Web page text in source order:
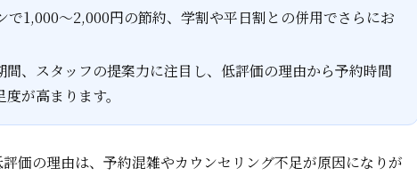
1,000～2,000円の節約、学割や平日割との併用でさらにお
、スタッフの提案力に注目し、低評価の理由から予約時間
が高まります。
価の理由は、予約混雑やカウンセリング不足が原因になりが